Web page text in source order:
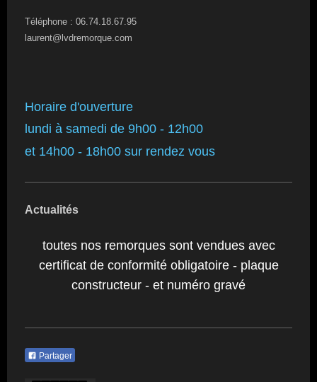
Téléphone : 06.74.18.67.95
laurent@lvdremorque.com
Horaire d'ouverture
lundi à samedi de 9h00 - 12h00
et 14h00 - 18h00 sur rendez vous
Actualités
toutes nos remorques sont vendues avec
certificat de conformité obligatoire - plaque
constructeur - et numéro gravé
Partager